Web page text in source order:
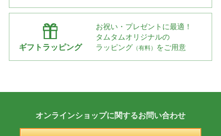
ギフトラッピング
お祝い・プレゼントに最適！
タムタムオリジナルの
ラッピング （有料） をご用意
オンラインショップに関するお問い合わせ